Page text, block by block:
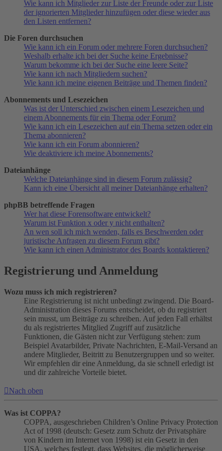
Wie kann ich Mitglieder zur Liste der Freunde oder zur Liste
der ignorierten Mitglieder hinzufügen oder diese wieder aus
den Listen entfernen?
Die Foren durchsuchen
Wie kann ich ein Forum oder mehrere Foren durchsuchen?
Weshalb erhalte ich bei der Suche keine Ergebnisse?
Warum bekomme ich bei der Suche eine leere Seite?
Wie kann ich nach Mitgliedern suchen?
Wie kann ich meine eigenen Beiträge und Themen finden?
Abonnements und Lesezeichen
Was ist der Unterschied zwischen einem Lesezeichen und
einem Abonnements für ein Thema oder Forum?
Wie kann ich ein Lesezeichen auf ein Thema setzen oder ein
Thema abonnieren?
Wie kann ich ein Forum abonnieren?
Wie deaktiviere ich meine Abonnements?
Dateianhänge
Welche Dateianhänge sind in diesem Forum zulässig?
Kann ich eine Übersicht all meiner Dateianhänge erhalten?
phpBB betreffende Fragen
Wer hat diese Forensoftware entwickelt?
Warum ist Funktion x oder y nicht enthalten?
An wen soll ich mich wenden, falls es Beschwerden oder
juristische Anfragen zu diesem Forum gibt?
Wie kann ich einen Administrator des Boards kontaktieren?
Registrierung und Anmeldung
Wozu muss ich mich registrieren?
Eine Registrierung ist nicht unbedingt zwingend. Die Board-
Administration dieses Forums entscheidet, ob du registriert
sein musst, um Beiträge zu schreiben. Auf jeden Fall erhältst
du als registriertes Mitglied Zugriff auf zusätzliche
Funktionen, die Gästen nicht zur Verfügung stehen: zum
Beispiel Avatarbilder, Private Nachrichten, E-Mail-Versand an
andere Mitglieder, Beitritt zu Benutzergruppen und so weiter.
Wir empfehlen dir eine Anmeldung, da sie schnell erledigt ist
und dir zahlreiche Vorteile bietet.
Nach oben
Was ist COPPA?
COPPA, ausgeschrieben Children’s Online Privacy Protection
Act of 1998 (deutsch: Gesetz zum Schutz der Privatsphäre
von Kindern im Internet von 1998) ist ein Gesetz in den
USA, welches festlegt, dass Websites, die möglicherweise